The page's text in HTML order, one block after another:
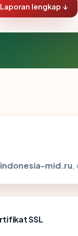
Laporan lengkap ↓
indonesia-mid.ru,
SSL